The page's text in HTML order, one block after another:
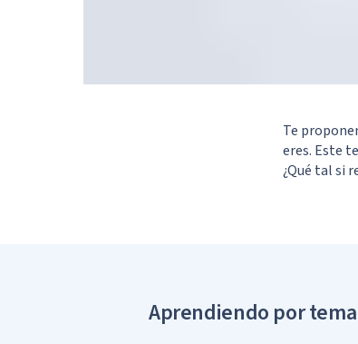
Te
eres. Este
¿Qué tal si
Aprendiendo por tema